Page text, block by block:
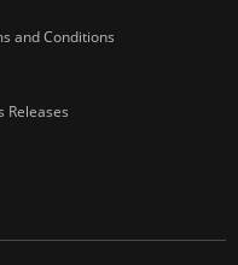
and Conditions
Releases